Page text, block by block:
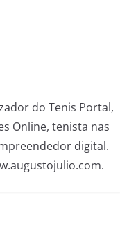
do Tenis Portal,
Online, tenista nas
digital.